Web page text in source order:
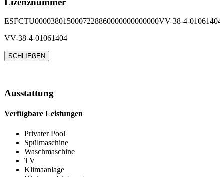
Lizenznummer
ESFCTU0000380150007228860000000000000VV-38-4-
VV-38-4-01061404
SCHLIEẞEN
Ausstattung
Verfügbare Leistungen
Privater Pool
Spülmaschine
Waschmaschine
TV
Klimaanlage